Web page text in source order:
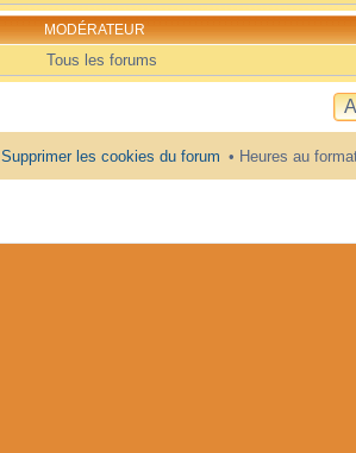
MODÉRATEUR
Tous les forums
Heures au
Supprimer les cookies du forum